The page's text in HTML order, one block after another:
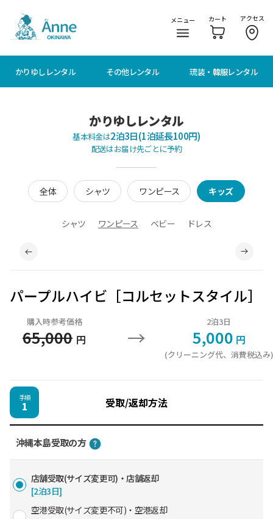
メニュー カート アクセス
かりゆしレンタル その他レンタル 琉装・韓服レンタル
かりゆしレンタル
基本料金は2泊3日(1泊延長100円)
配送はお届け先ごとに予約
全体 シャツ ワンピース キッズ
シャツ ワンピース ベビー ドレス
パープルハイビ［コルセットスタイル］
購入時参考価格
65,000 円 →
2泊3日
5,000 円
(クリーニング代、消費税込み)
手順
1 受取/返却方法
沖縄本島受取の方
店舗受取(サイズ変更可)・店舗返却
[2泊3日]
空港受取(サイズ変更不可)・空港返却